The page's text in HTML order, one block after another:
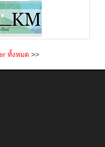
ทั้งหมด >>